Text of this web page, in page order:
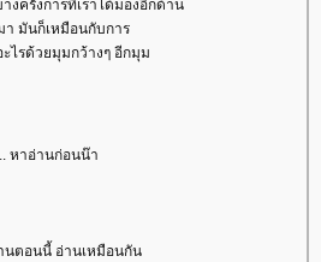
งครั้งการที่เราได้มองอีกด้าน
า มันก็เหมือนกับการ
ไรด้วยมุมกว้างๆ อีกมุม
หาอ่านก่อนน๊า
นตอนนี้ อ่านเหมือนกัน